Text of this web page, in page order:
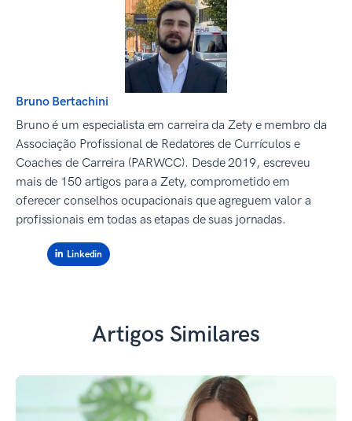
Bruno Bertachini
Bruno é um especialista em carreira da Zety e membro da
Associação Profissional de Redatores de Currículos e
Coaches de Carreira (PARWCC). Desde 2019, escreveu
mais de 150 artigos para a Zety, comprometido em
oferecer conselhos ocupacionais que agreguem valor a
profissionais em todas as etapas de suas jornadas.
Linkedin
Artigos Similares